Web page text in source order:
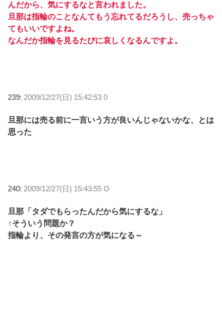
んだから、気にするなと言われました。
旦那は指輪のことなんてもう忘れてるだろうし、売っちゃ
てもいいですよね。
なんだか指輪を見るたびに哀しくなるんですよ。
239: 2009/12/27(日) 15:42:53 0
旦那には売る前に一言いう方が良いんじゃないかな、とは
思った
240: 2009/12/27(日) 15:43:55 O
旦那「タダでもらったんだから気にするな」
↑そういう問題か？
指輪より、その発言の方が気になる～